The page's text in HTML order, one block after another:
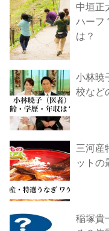
中垣正
ハーフ
は？
小林暁
校など
三河産
ットの
稲塚貴